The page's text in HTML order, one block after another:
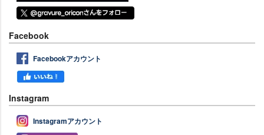
Facebook
Facebookアカウント
Instagram
Instagramアカウント